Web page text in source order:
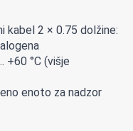
kabel 2 × 0.75 dolžine:
+60 °C (višje
enoto za nadzor